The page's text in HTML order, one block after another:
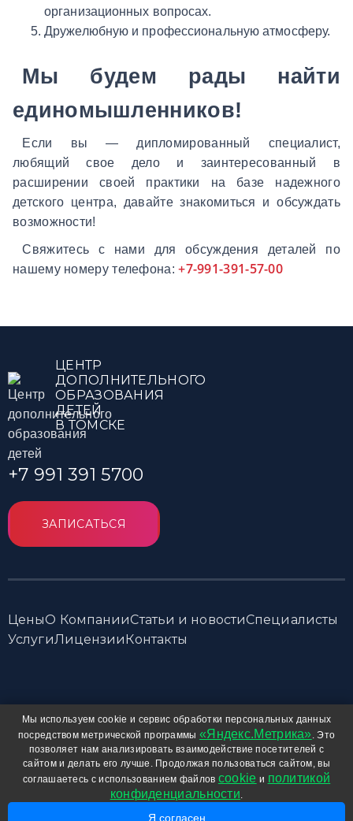
организационных вопросах.
Дружелюбную и профессиональную атмосферу.
Мы будем рады найти
единомышленников!
Если вы — дипломированный специалист,
любящий свое дело и заинтересованный в
расширении своей практики на базе надежного
детского центра, давайте знакомиться и обсуждать
возможности!
Свяжитесь с нами для обсуждения деталей по
нашему номеру телефона:+7-991-391-57-00
ЦЕНТР
ДОПОЛНИТЕЛЬНОГО
ОБРАЗОВАНИЯ
ДЕТЕЙ
В ТОМСКЕ
+7 991 391 5700
ЗАПИСАТЬСЯ
ЦеныО КомпанииСтатьи и новостиСпециалисты
УслугиЛицензииКонтакты
© 2001—2025 Центр дополнительного образования детей
При использовании любых материалов сайта, включая
фотографии и тексты, активная ссылка наlabirint-tomsk.ru
обязательна.
Соглашение о защите прав и информации
Разработка и продвижение сайта
Мы используем cookie и сервис обработки персональных данных
посредством метрической программы «Яндекс.Метрика». Это
позволяет нам анализировать взаимодействие посетителей с
сайтом и делать его лучше. Продолжая пользоваться сайтом, вы
соглашаетесь с использованием файлов cookie и политикой
конфиденциальности.
Я согласен